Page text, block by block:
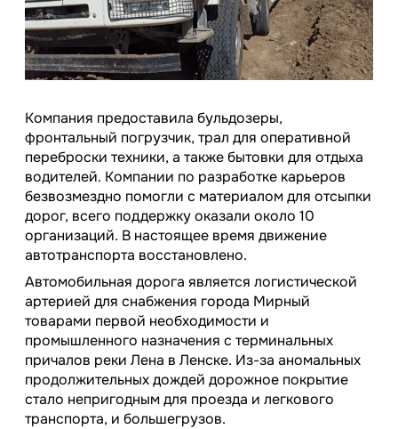
Компания предоставила бульдозеры,
фронтальный погрузчик, трал для оперативной
переброски техники, а также бытовки для отдыха
водителей. Компании по разработке карьеров
безвозмездно помогли с материалом для отсыпки
дорог, всего поддержку оказали около 10
организаций. В настоящее время движение
автотранспорта восстановлено.
Автомобильная дорога является логистической
артерией для снабжения города Мирный
товарами первой необходимости и
промышленного назначения с терминальных
причалов реки Лена в Ленске. Из-за аномальных
продолжительных дождей дорожное покрытие
стало непригодным для проезда и легкового
транспорта, и большегрузов.